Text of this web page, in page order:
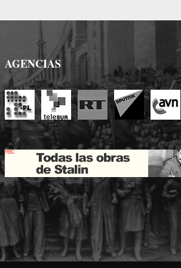
AGENCIAS